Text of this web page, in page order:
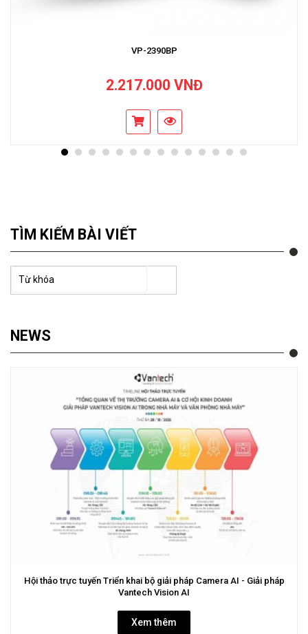
VP-2390BP
2.217.000 VNĐ
TÌM KIẾM BÀI VIẾT
NEWS
Hội thảo trực tuyến Triển khai bộ giải pháp Camera AI - Giải pháp
Vantech Vision AI
Xem thêm